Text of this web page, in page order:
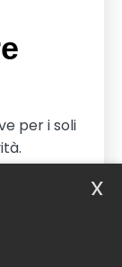
x
per i soli